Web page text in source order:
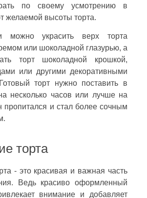
по своему усмотрению в
желаемой высоты торта.
можно украсить верх торта
или шоколадной глазурью, а
торт шоколадной крошкой,
или другими декоративными
торт нужно поставить в
несколько часов или лучше на
пропитался и стал более сочным
торта
- это красивая и важная часть
Ведь красиво оформленный
внимание и добавляет